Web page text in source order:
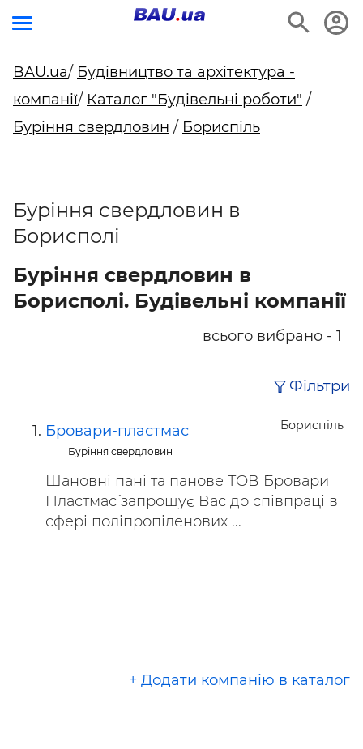
BAU.ua/ Будівництво та архітектура -
компанії/ Каталог "Будівельні роботи" /
Буріння свердловин / Бориспіль
Буріння свердловин в
Борисполі
Буріння свердловин в
Борисполі. Будівельні компанії
всього вибрано - 1
Фільтри
Бориспіль
Бровари-пластмас
Буріння свердловин
Шановні пані та панове ТОВ `Бровари
Пластмас` запрошує Вас до співпраці в
сфері поліпропіленових ...
+ Додати компанію в каталог